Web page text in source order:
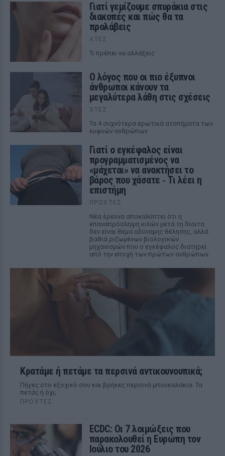
Γιατί γεμίζουμε σπυράκια στις
διακοπές και πώς θα τα
προλάβεις
ΧΤΕΣ
Τι πρέπει να αλλάξεις
Ο λόγος που οι πιο έξυπνοι
άνθρωποι κάνουν τα
μεγαλύτερα λάθη στις σχέσεις
ΧΤΕΣ
Τα 4 συχνότερα ερωτικά ατοπήματα των
ευφυών ανθρώπων
Γιατί ο εγκέφαλος είναι
προγραμματισμένος να
«μάχεται» να ανακτήσει το
βάρος που χάσατε ‑ Τι λέει η
επιστήμη
ΠΡΟΧΤΈΣ
Νέα έρευνα αποκαλύπτει ότι η
επαναπρόσληψη κιλών μετά τη δίαιτα
δεν είναι θέμα αδύναμης θέλησης, αλλά
βαθιά ριζωμένων βιολογικών
μηχανισμών που ο εγκέφαλος διατηρεί
από την εποχή των πρώτων ανθρώπων.
Κρατάμε ή πετάμε τα περσινά αντικουνουπικά;
Πήγες στο εξοχικό σου και βρήκες περσινά μπουκαλάκια. Τα
πετάς ή όχι;
ΠΡΟΧΤΈΣ
ECDC: Οι 7 λοιμώξεις που
παρακολουθεί η Ευρώπη τον
Ιούλιο του 2026